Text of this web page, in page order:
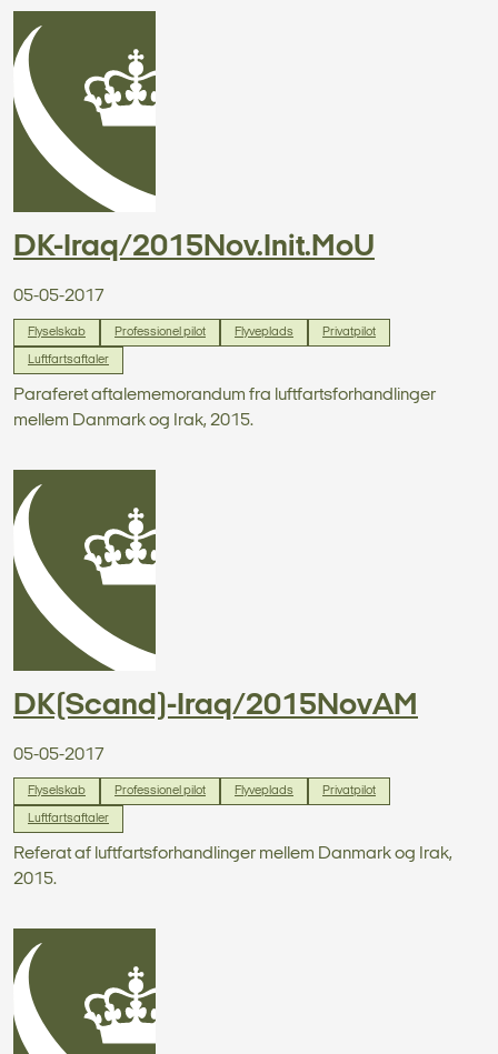
DK-Iraq/2015Nov.Init.MoU
05-05-2017
Flyselskab Professionel pilot Flyveplads Privatpilot
Luftfartsaftaler
Paraferet aftalememorandum fra luftfartsforhandlinger
mellem Danmark og Irak, 2015.
DK(Scand)-Iraq/2015NovAM
05-05-2017
Flyselskab Professionel pilot Flyveplads Privatpilot
Luftfartsaftaler
Referat af luftfartsforhandlinger mellem Danmark og Irak,
2015.